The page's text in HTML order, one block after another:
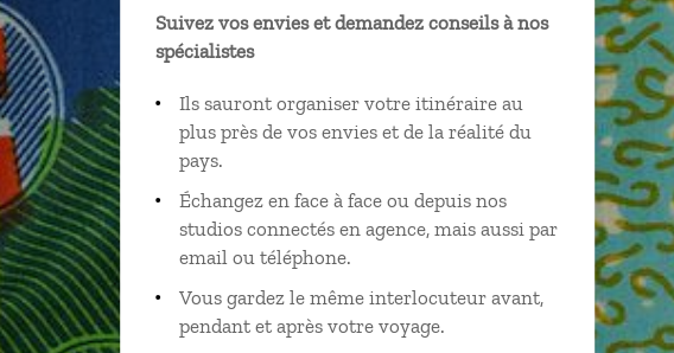
Suivez vos envies et demandez conseils à nos
spécialistes
Ils sauront organiser votre itinéraire au
plus près de vos envies et de la réalité du
pays.
Échangez en face à face ou depuis nos
studios connectés en agence, mais aussi par
email ou téléphone.
Vous gardez le même interlocuteur avant,
pendant et après votre voyage.